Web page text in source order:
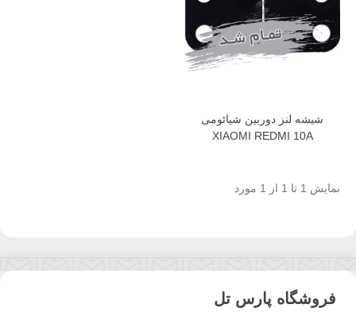
شیشه لنز دوربین شیائومی
XIAOMI REDMI 10A
نمایش 1 تا 1 از 1 مورد
فروشگاه پارس تل